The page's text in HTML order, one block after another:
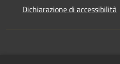
Dichiarazione di accessibilità